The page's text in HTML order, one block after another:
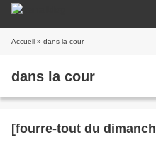
Accueil » dans la cour
dans la cour
[fourre-tout du